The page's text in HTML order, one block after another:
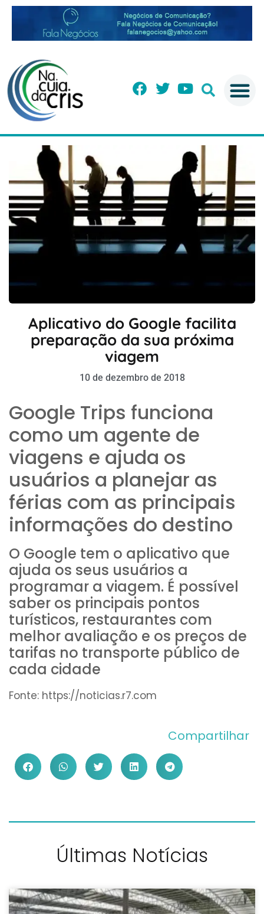
Aplicativo do Google facilita
preparação da sua próxima
viagem
10 de dezembro de 2018
Google Trips funciona
como um agente de
viagens e ajuda os
usuários a planejar as
férias com as principais
informações do destino
O Google tem o aplicativo que
ajuda os seus usuários a
programar a viagem. É possível
saber os principais pontos
turísticos, restaurantes com
melhor avaliação e os preços de
tarifas no transporte público de
cada cidade
Fonte: https://noticias.r7.com
Compartilhar
Últimas Notícias